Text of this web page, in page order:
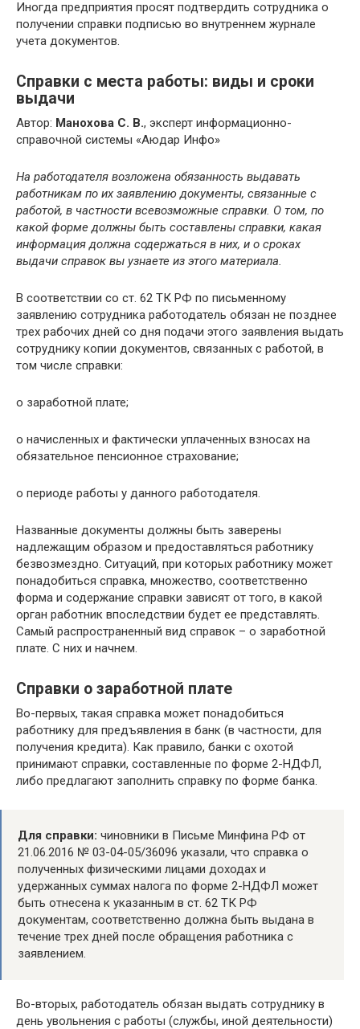
Иногда предприятия просят подтвердить сотрудника о
получении справки подписью во внутреннем журнале
учета документов.
Справки с места работы: виды и сроки
выдачи
Автор: Манохова С. В., эксперт информационно-
справочной системы «Аюдар Инфо»
На работодателя возложена обязанность выдавать
работникам по их заявлению документы, связанные с
работой, в частности всевозможные справки. О том, по
какой форме должны быть составлены справки, какая
информация должна содержаться в них, и о сроках
выдачи справок вы узнаете из этого материала.
В соответствии со ст. 62 ТК РФ по письменному
заявлению сотрудника работодатель обязан не позднее
трех рабочих дней со дня подачи этого заявления выдать
сотруднику копии документов, связанных с работой, в
том числе справки:
о заработной плате;
о начисленных и фактически уплаченных взносах на
обязательное пенсионное страхование;
о периоде работы у данного работодателя.
Названные документы должны быть заверены
надлежащим образом и предоставляться работнику
безвозмездно. Ситуаций, при которых работнику может
понадобиться справка, множество, соответственно
форма и содержание справки зависят от того, в какой
орган работник впоследствии будет ее представлять.
Самый распространенный вид справок – о заработной
плате. С них и начнем.
Справки о заработной плате
Во-первых, такая справка может понадобиться
работнику для предъявления в банк (в частности, для
получения кредита). Как правило, банки с охотой
принимают справки, составленные по форме 2-НДФЛ,
либо предлагают заполнить справку по форме банка.
Для справки: чиновники в Письме Минфина РФ от
21.06.2016 № 03-04-05/36096 указали, что справка о
полученных физическими лицами доходах и
удержанных суммах налога по форме 2-НДФЛ может
быть отнесена к указанным в ст. 62 ТК РФ
документам, соответственно должна быть выдана в
течение трех дней после обращения работника с
заявлением.
Во-вторых, работодатель обязан выдать сотруднику в
день увольнения с работы (службы, иной деятельности)